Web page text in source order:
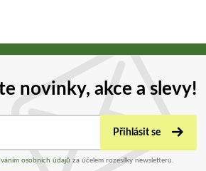
novinky, akce a slevy!
Přihlásit se
osobních údajů za účelem rozesílky newsletteru.